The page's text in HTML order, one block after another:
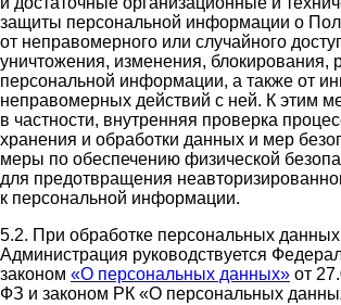
защиты персональной информации о
от неправомерного или случайного
уничтожения, изменения, блокирования,
персональной информации, а также от
неправомерных действий с ней. К этим
в частности, внутренняя проверка
хранения и обработки данных и мер
меры по обеспечению физической
для предотвращения
к персональной информации.
5.2. При обработке персональных
Администрация руководствуется
законом «О персональных данных» от
ФЗ и законом РК «О персональных